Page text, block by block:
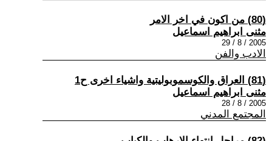
(80) من اكون في اخر الامر
مثنى ابراهيم اسماعيل
2005 / 8 / 29
الادب والفن
(81) العراق والكوسموبوليتية واشياء اخرى ح1
مثنى ابراهيم اسماعيل
2005 / 8 / 28
المجتمع المدني